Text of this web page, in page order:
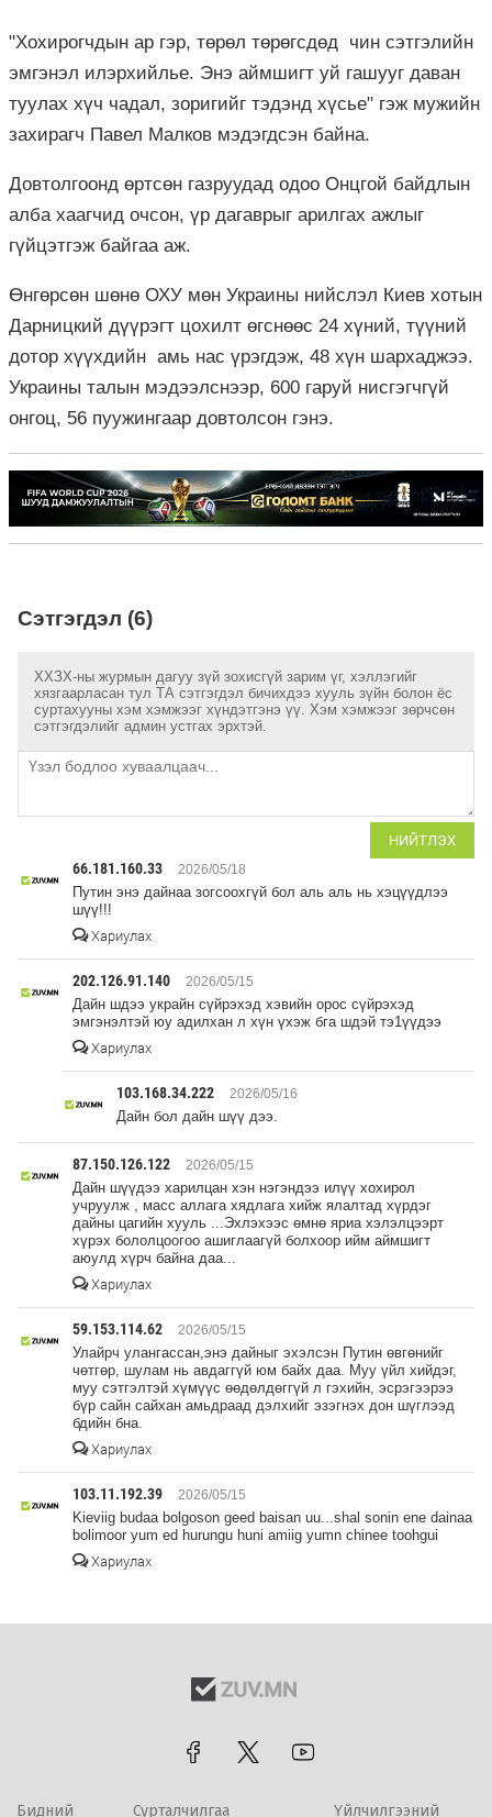
"Хохирогчдын ар гэр, төрөл төрөгсдөд чин сэтгэлийн
эмгэнэл илэрхийлье. Энэ аймшигт уй гашууг даван
туулах хүч чадал, зоригийг тэдэнд хүсье" гэж мужийн
захирагч Павел Малков мэдэгдсэн байна.
Довтолгоонд өртсөн газруудад одоо Онцгой байдлын
алба хаагчид очсон, үр дагаврыг арилгах ажлыг
гүйцэтгэж байгаа аж.
Өнгөрсөн шөнө ОХУ мөн Украины нийслэл Киев хотын
Дарницкий дүүрэгт цохилт өгснөөс 24 хүний, түүний
дотор хүүхдийн амь нас үрэгдэж, 48 хүн шархаджээ.
Украины талын мэдээлснээр, 600 гаруй нисгэгчгүй
онгоц, 56 пуужингаар довтолсон гэнэ.
Сэтгэгдэл (6)
ХХЗХ-ны журмын дагуу зүй зохисгүй зарим үг, хэллэгийг
хязгаарласан тул ТА сэтгэгдэл бичихдээ хууль зүйн болон ёс
суртахууны хэм хэмжээг хүндэтгэнэ үү. Хэм хэмжээг зөрчсөн
сэтгэгдэлийг админ устгах эрхтэй.
НИЙТЛЭХ
66.181.160.33 2026/05/18
Путин энэ дайнаа зогсоохгүй бол аль аль нь хэцүүдлээ
шүү!!!
Хариулах
202.126.91.140 2026/05/15
Дайн шдээ украйн сүйрэхэд хэвийн орос сүйрэхэд
эмгэнэлтэй юу адилхан л хүн үхэж бга шдэй тэ1үүдээ
Хариулах
103.168.34.222 2026/05/16
Дайн бол дайн шүү дээ.
87.150.126.122 2026/05/15
Дайн шүүдээ харилцан хэн нэгэндээ илүү хохирол
учруулж , масс аллага хядлага хийж ялалтад хүрдэг
дайны цагийн хууль ...Эхлэхээс өмнө яриа хэлэлцээрт
хүрэх бололцоогоо ашиглаагүй болхоор ийм аймшигт
аюулд хүрч байна даа...
Хариулах
59.153.114.62 2026/05/15
Улайрч улангассан,энэ дайныг эхэлсэн Путин өвгөнийг
чөтгөр, шулам нь авдаггүй юм байх даа. Муу үйл хийдэг,
муу сэтгэлтэй хүмүүс өөдөлдөггүй л гэхийн, эсрэгээрээ
бүр сайн сайхан амьдраад дэлхийг эзэгнэх дон шүглээд
бдийн бна.
Хариулах
103.11.192.39 2026/05/15
Kieviig budaa bolgoson geed baisan uu...shal sonin ene dainaa
bolimoor yum ed hurungu huni amiig yumn chinee toohgui
Хариулах
Бидний Сурталчилгаа Үйлчилгээний